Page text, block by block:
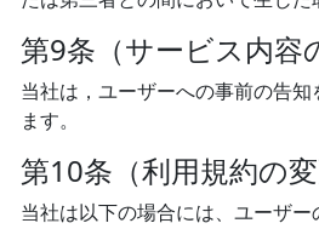
第9条（サービス内容
当社は，ユーザーへの事前の告
ます。
第10条（利用規約の変
当社は以下の場合には、ユーザ